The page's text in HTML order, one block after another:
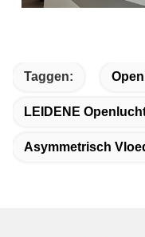
Taggen:
LEIDENE
Asymmetrisch